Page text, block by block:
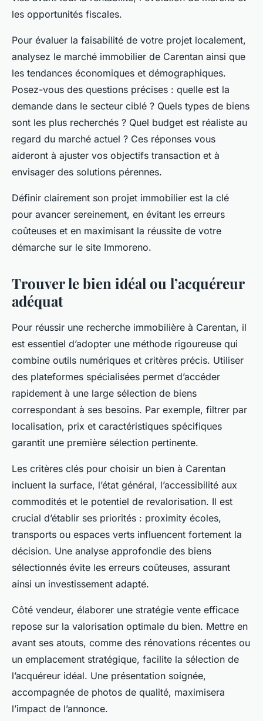
les opportunités fiscales.
Pour évaluer la faisabilité de votre projet localement,
analysez le marché immobilier de Carentan ainsi que
les tendances économiques et démographiques.
Posez-vous des questions précises : quelle est la
demande dans le secteur ciblé ? Quels types de biens
sont les plus recherchés ? Quel budget est réaliste au
regard du marché actuel ? Ces réponses vous
aideront à ajuster vos objectifs transaction et à
envisager des solutions pérennes.
Définir clairement son projet immobilier est la clé
pour avancer sereinement, en évitant les erreurs
coûteuses et en maximisant la réussite de votre
démarche sur le site Immoreno.
Trouver le bien idéal ou l’acquéreur
adéquat
Pour réussir une recherche immobilière à Carentan, il
est essentiel d’adopter une méthode rigoureuse qui
combine outils numériques et critères précis. Utiliser
des plateformes spécialisées permet d’accéder
rapidement à une large sélection de biens
correspondant à ses besoins. Par exemple, filtrer par
localisation, prix et caractéristiques spécifiques
garantit une première sélection pertinente.
Les critères clés pour choisir un bien à Carentan
incluent la surface, l’état général, l’accessibilité aux
commodités et le potentiel de revalorisation. Il est
crucial d’établir ses priorités : proximity écoles,
transports ou espaces verts influencent fortement la
décision. Une analyse approfondie des biens
sélectionnés évite les erreurs coûteuses, assurant
ainsi un investissement adapté.
Côté vendeur, élaborer une stratégie vente efficace
repose sur la valorisation optimale du bien. Mettre en
avant ses atouts, comme des rénovations récentes ou
un emplacement stratégique, facilite la sélection de
l’acquéreur idéal. Une présentation soignée,
accompagnée de photos de qualité, maximisera
l’impact de l’annonce.